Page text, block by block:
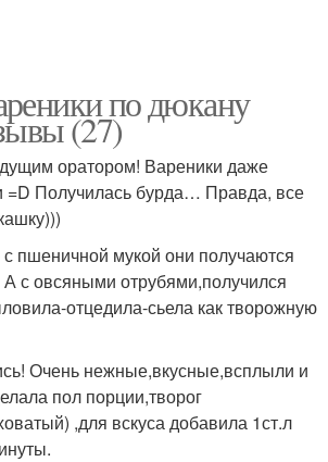
по дюкану
(27)
оратором! Вареники даже
=D Получилась бурда… Правда, все
с пшеничной мукой они получаются
А с овсяными отрубями,получился
отцедила-сьела как творожную
Очень нежные,вкусные,всплыли и
пол порции,творог
,для вскуса добавила 1ст.л